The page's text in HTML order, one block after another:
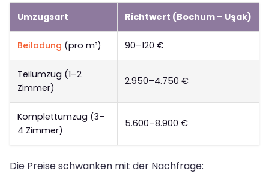
Umzugsart Richtwert (Bochum – Uşak)
Beiladung (pro m³) 90–120 €
Teilumzug (1–2
Zimmer)
2.950–4.750 €
Komplettumzug (3–
4 Zimmer)
5.600–8.900 €
Die Preise schwanken mit der Nachfrage: